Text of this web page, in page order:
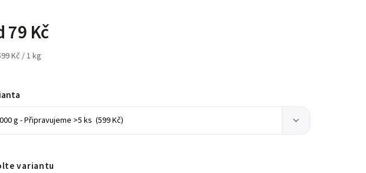
79 Kč
Kč / 1 kg
variantu